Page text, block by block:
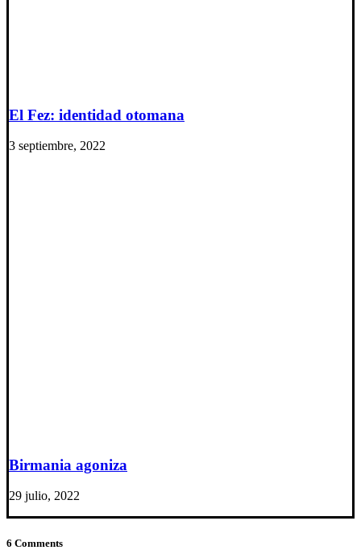
El Fez: identidad otomana
3 septiembre, 2022
Birmania agoniza
29 julio, 2022
6 Comments